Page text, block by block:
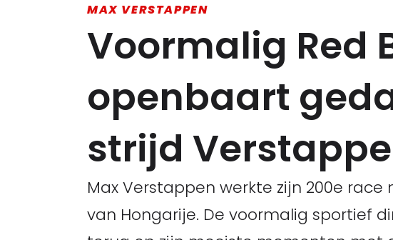
MAX VERSTAPPEN
Voormalig Red
openbaart
strijd
Max Verstappen werkte zijn 200e race
van Hongarije. De voormalig sportief